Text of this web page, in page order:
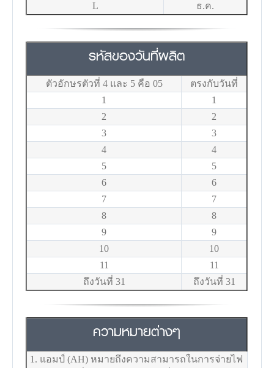
L
ธ.ค.
รหัสของวันที่ผลิต
ตัวอักษรตัวที่ 4 และ 5 คือ 05
ตรงกับวันที่
1
1
2
2
3
3
4
4
5
5
6
6
7
7
8
8
9
9
10
10
11
11
ถึงวันที่ 31
ถึงวันที่ 31
ความหมายต่างๆ
1. แอมป์ (AH) หมายถึงความสามารถในการจ่ายไฟ